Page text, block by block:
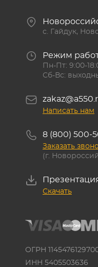
с. Гайдук,
Режим
Пн-Пт: 9:00-
Сб-Вс:
Написать нам
8 (800) 500-
Заказать
(г.
Скачать
ОГРН
ИНН 5405503636